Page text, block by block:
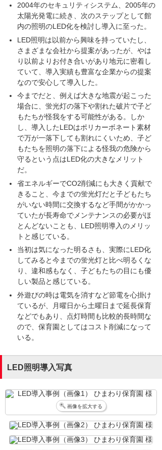
2004年のセキュリティシステム、2005年の
太陽光発電に続き、次のステップとして館
内の照明のLED化を検討し導入に至った。
LED照明は以前から興味を持っていたし、
さまざまな会社から提案があったが、やは
り以前よりお付き合いがあり地元に密着し
ていて、導入実績も豊富な企業からの提案
なので安心して導入した。
今までだと、例えば大きな地震が起こった
場合に、蛍光灯の落下や割れた破片で子ど
もたちが怪我をする可能性がある。しか
し、導入したLEDはポリカーボネート素材
で万が一落下しても割れにくいため、子ど
もたちを照明の落下による怪我の危険から
守るという点はLED化の大きなメリット
だ。
省エネルギーでCO2削減にも大きく貢献で
きること、今までの蛍光灯だと子どもたち
がいない時間に交換するなど手間がかかっ
ていたが長寿命でメンテナンスの必要がほ
とんどないことも、LED照明導入のメリッ
トと感じている。
当初は気になった明るさも、実際にLED化
してみると今までの蛍光灯と比べ明るくな
り、違和感もなく、子どもたちの目にも優
しい製品と感じている。
外遊びの時は電気を消すなど節電を心掛け
ているが、月曜日から土曜日まで延長保育
などでもあり、点灯時間も比較的長時間な
ので、保育園としてはコスト削減になって
いる。
LED照明導入写真
画像を拡大する